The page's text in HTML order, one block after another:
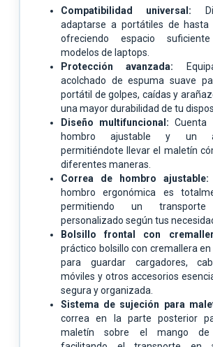
Compatibilidad universal:
adaptarse a portátiles de hasta
ofreciendo espacio
modelos de laptops.
Protección avanzada:
acolchado de espuma suave
portátil de golpes, caídas y
una mayor durabilidad de tu
Diseño multifuncional: Cuenta
hombro ajustable y un
permitiéndote llevar el maletín
diferentes maneras.
Correa de hombro ajustable:
hombro ergonómica es
permitiendo un
personalizado según tus
Bolsillo frontal con
práctico bolsillo con cremallera
para guardar cargadores,
móviles y otros accesorios
segura y organizada.
Sistema de sujeción para
correa en la parte posterior
maletín sobre el mango